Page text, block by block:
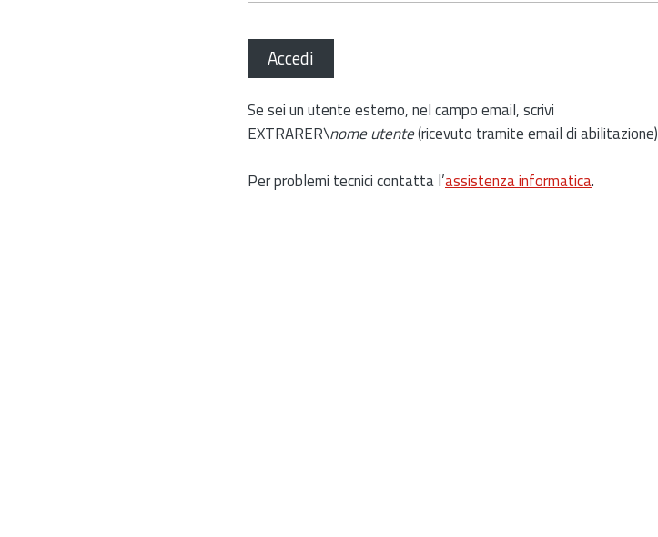
Accedi
Se sei un utente esterno, nel campo email, scrivi
EXTRARER\nome utente(ricevuto tramite email di abilitazione)
Per problemi tecnici contatta l’assistenza informatica.